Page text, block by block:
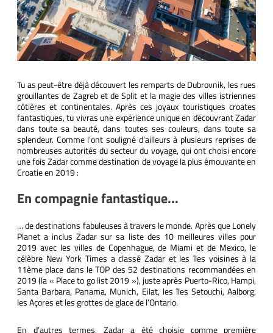
Tu as peut-être déjà découvert les remparts de Dubrovnik, les rues
grouillantes de Zagreb et de Split et la magie des villes istriennes
côtières et continentales. Après ces joyaux touristiques croates
fantastiques, tu vivras une expérience unique en découvrant Zadar
dans toute sa beauté, dans toutes ses couleurs, dans toute sa
splendeur. Comme l’ont souligné d’ailleurs à plusieurs reprises de
nombreuses autorités du secteur du voyage, qui ont choisi encore
une fois Zadar comme destination de voyage la plus émouvante en
Croatie en 2019 :
En compagnie fantastique...
… de destinations fabuleuses à travers le monde. Après que Lonely
Planet a inclus Zadar sur sa liste des 10 meilleures villes pour
2019 avec les villes de Copenhague, de Miami et de Mexico, le
célèbre New York Times a classé Zadar et les îles voisines à la
11ème place dans le TOP des 52 destinations recommandées en
2019 (la « Place to go list 2019 »), juste après Puerto-Rico, Hampi,
Santa Barbara, Panama, Munich, Eilat, les îles Setouchi, Aalborg,
les Açores et les grottes de glace de l’Ontario.
En d’autres termes, Zadar a été choisie comme première